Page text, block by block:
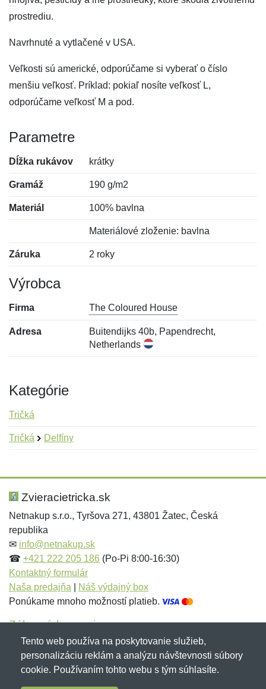
prostrediu.
Navrhnuté a vytlačené v USA.
Veľkosti sú americké, odporúčame si vyberať o číslo
menšiu veľkosť. Príklad: pokiaľ nosíte veľkosť L,
odporúčame veľkosť M a pod.
Parametre
Dĺžka rukávov krátky
Gramáž 190 g/m2
Materiál 100% bavlna
Materiálové zloženie: bavlna
Záruka 2 roky
Výrobca
Firma The Coloured House
Adresa
Buitendijks 40b, Papendrecht,
Netherlands
Kategórie
Tričká
Tričká Delfíny
Hodnotenie:
Meno:*
E-mail:
Správa*
Meno:
E-mail:*
Správa*
Zvieracietricka.sk
Netnakup s.r.o., Tyršova 271, 43801 Žatec, Česká
republika
✉ info@netnakup.sk
☎ +421 222 205 186 (Po-Pi 8:00-16:30)
Kontaktný formulár
Naša predajňa
Náš výdajný box
Ponúkame mnoho možností platieb.
Zákaznícky servis
Novinky emailom
Tento web používa na poskytovanie služieb,
personalizáciu reklám a analýzu návštevnosti súbory
cookie. Používaním tohto webu s tým súhlasíte.